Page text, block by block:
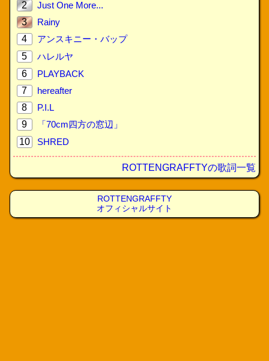
2
Just One More...
3
Rainy
4
アンスキニー・バップ
5
ハレルヤ
6
PLAYBACK
7
hereafter
8
P.I.L
9
「70cm四方の窓辺」
10
SHRED
ROTTENGRAFFTYの歌詞一覧
ROTTENGRAFFTY
オフィシャルサイト